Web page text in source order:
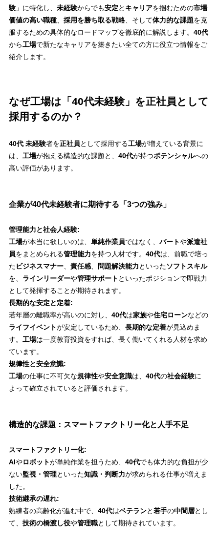
験」に特化し、 未経験からでも安定と キャリアを掴むための市場
価値の高い職種、 採用を勝ち取る戦略、そして体力的な課題を克
服するための具体的なロードマップを徹底的に解説します。 40代
から工場で新たなキャリアを築きたい全ての方に役立つ情報をご
紹介します。
なぜ工場は「40代未経験」を正社員として
採用するのか？
40代 未経験者を正社員として採用する工場が増えている背景に
は、 工場が抱える構造的な課題と、 40代が持つポテンシャルへの
高い評価があります。
企業が40代未経験者に期待する「3つの強み」
管理能力と社会人経験:
工場が本当に欲しいのは、 単純作業員ではなく、 パートや派遣社
員をまとめられる管理能力を持つ人材です。 40代は、前職で培っ
たビジネスマナー、 責任感、 問題解決能力といったソフトスキル
を、 ラインリーダーや管理サポート といったポジションで即戦力
として発揮することが期待されます。
長期的な安定と定着:
若年層の離職率が高いのに対し、 40代は家族や住宅ローンなどの
ライフイベントが安定しているため、 長期的な定着が見込めま
す。 工場は一度教育投資をすれば、長く働いてくれる人材を求め
ています。
規律性と安全意識:
工場の仕事に不可欠な規律性や安全意識は、 40代の社会経験に
よって確立されていると評価されます。
構造的な課題：スマートファクトリー化と人手不足
スマートファクトリー化:
AIやロボットが単純作業を担うため、 40代でも体力的な負担が少
ない監視・管理といった知識・判断力が求められる仕事が増えま
した。
技術継承の遅れ:
熟練者の高齢化が進む中で、 40代はベテランと若手の中間層とし
て、 技術の橋渡し役や管理職として期待されています。